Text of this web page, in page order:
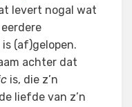
levert nogal wat
(af)gelopen.
achter dat
is, die z’n
liefde van z’n